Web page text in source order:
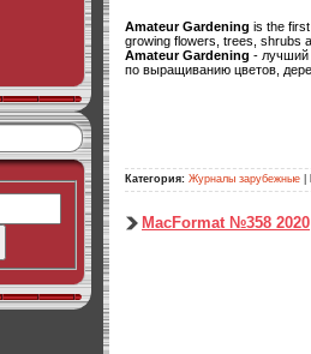
Amateur Gardening is the
growing flowers, trees, shrubs
Amateur Gardening - лучший
по выращиванию цветов,
Категория: Журналы зарубежные
MacFormat №358 2020